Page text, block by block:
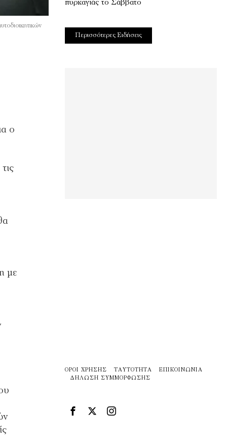
ο
με
πυρκαγιάς το Σάββατο
Περισσότερες Ειδήσεις
ΌΡΟΙ ΧΡΉΣΗΣ ΤΑΥΤΌΤΗΤΑ
ΕΠΙΚΟΙΝΩΝΊΑ
ΔΉΛΩΣΗ ΣΥΜΜΌΡΦΩΣΗΣ